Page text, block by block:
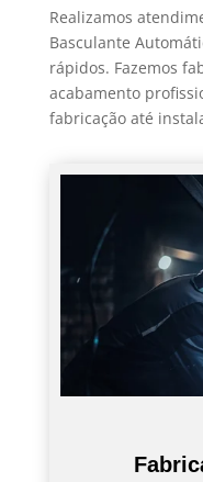
Realizamos
Basculante
rápidos. Fazemos
acabamento
fabricação até